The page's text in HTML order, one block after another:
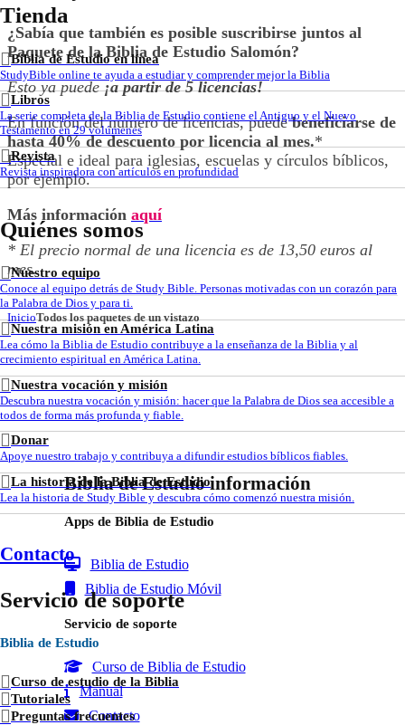
Tienda
Biblia de Estudio en línea
StudyBible online te ayuda a estudiar y comprender mejor la Biblia
Libros
La serie completa de la Biblia de Estudio contiene el Antiguo y el Nuevo
Testamento en 29 volúmenes
Revista
Revista inspiradora con artículos en profundidad
Quiénes somos
Nuestro equipo
Conoce al equipo detrás de Study Bible. Personas motivadas con un corazón para
la Palabra de Dios y para ti.
Nuestra misión en América Latina
Lea cómo la Biblia de Estudio contribuye a la enseñanza de la Biblia y al
crecimiento espiritual en América Latina.
Nuestra vocación y misión
Descubra nuestra vocación y misión: hacer que la Palabra de Dios sea accesible a
todos de forma más profunda y fiable.
Donar
Apoye nuestro trabajo y contribuya a difundir estudios bíblicos fiables.
La historia de la Biblia de Estudio
Lea la historia de Study Bible y descubra cómo comenzó nuestra misión.
Contacto
Servicio de soporte
Biblia de Estudio
Curso de estudio de la Biblia
Tutoriales
Preguntas frecuentes
¿Sabía que también es posible suscribirse juntos al
Paquete de la Biblia de Estudio Salomón?
Esto ya puede¡a partir de 5 licencias!
En función del número de licencias, puedebeneficiarse de
hasta 40% de descuento por licencia al mes.*
Especial e ideal para iglesias, escuelas y círculos bíblicos,
por ejemplo.
Más información aquí
* El precio normal de una licencia es de 13,50 euros al
mes.
InicioTodos los paquetes de un vistazo
Biblia de Estudioinformación
Apps de Biblia de Estudio
Biblia de Estudio
Biblia de Estudio Móvil
Servicio de soporte
Curso de Biblia de Estudio
Manual
Contacto